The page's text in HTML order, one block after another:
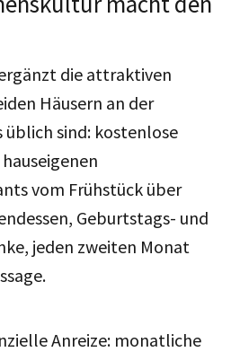
die attraktiven
Häusern an der
sind: kostenlose
vom Frühstück über
Geburtstags- und
jeden zweiten Monat
Anreize: monatliche